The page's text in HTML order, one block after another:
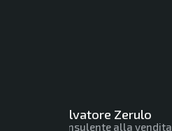
Salvatore Zerulo
Consulente alla vendita